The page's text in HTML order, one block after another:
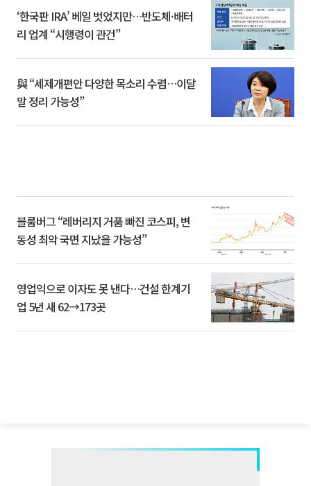
‘한국판 IRA’ 베일 벗었지만…반도체·배터
리 업계 “시행령이 관건”
與 “세제개편안 다양한 목소리 수렴…이달
말 정리 가능성”
블룸버그 “레버리지 거품 빠진 코스피, 변
동성 최악 국면 지났을 가능성”
영업익으로 이자도 못 낸다…건설 한계기
업 5년 새 62→173곳